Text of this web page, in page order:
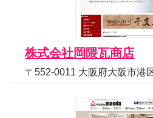
株式会社岡隈瓦商店
〒552-0011 大阪府大阪市港